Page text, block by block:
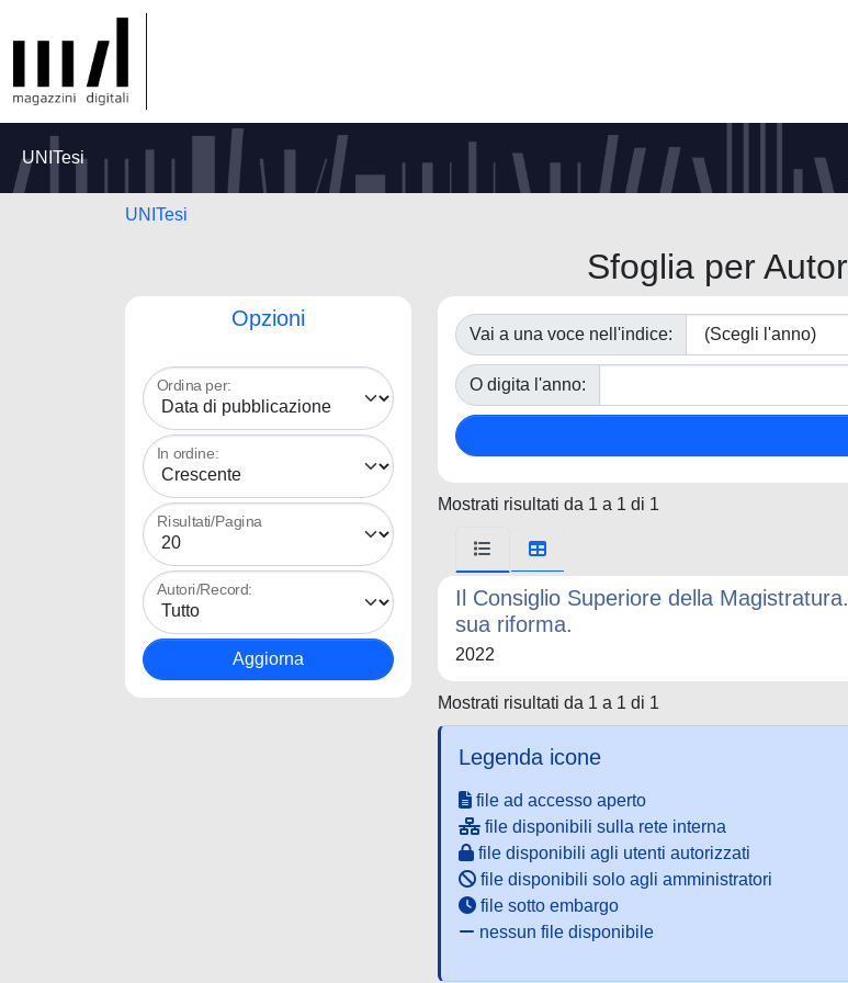
UNITesi
UNITesi
Sfoglia per
Opzioni
Ordina per:
In ordine:
Risultati/Pagina
Autori/Record:
Vai a una voce nell'indice:
O digita l'anno:
Mostrati risultati da 1 a 1 di 1
Il Consiglio Superiore della
sua riforma.
2022
Mostrati risultati da 1 a 1 di 1
Legenda icone
file ad accesso aperto
file disponibili sulla rete interna
file disponibili agli utenti autorizzati
file disponibili solo agli amministratori
file sotto embargo
nessun file disponibile